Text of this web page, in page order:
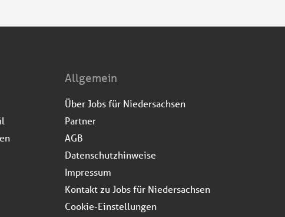
Allgemein
Über Jobs für Niedersachsen
Partner
AGB
Datenschutzhinweise
Impressum
Kontakt zu Jobs für Niedersachsen
Cookie-Einstellungen